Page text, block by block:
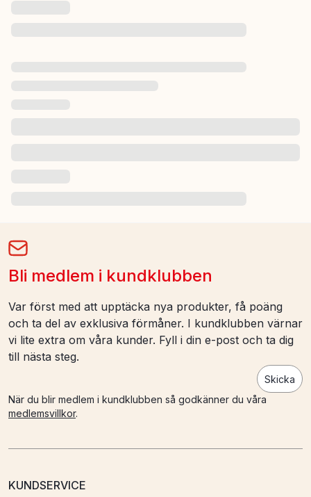
Bli medlem i kundklubben
Var först med att upptäcka nya produkter, få poäng
och ta del av exklusiva förmåner. I kundklubben värnar
vi lite extra om våra kunder. Fyll i din e-post och ta dig
till nästa steg.
Skicka
När du blir medlem i kundklubben så godkänner du våra
medlemsvillkor.
KUNDSERVICE